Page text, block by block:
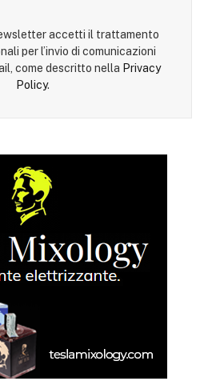
accetti il trattamento
per l’invio di comunicazioni
come descritto nella Privacy
Policy.